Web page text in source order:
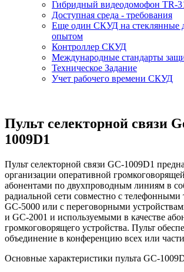
Гибридный видеодомофон TR-
Доступная среда - требования
Еще один СКУД на стеклянные
опытом
Контроллер СКУД
Международные стандарты
Техническое Задание
Учет рабочего времени СКУД
Пульт селекторной связи
1009D1
Пульт селекторной связи GC-1009D1
организации оперативной
абонентами по двухпроводным линиям в
радиальной сети совместно с телефонными
GC-5000 или с переговорными
и GC-2001 и используемыми в качестве
громкоговорящего устройства. Пульт
объединение в конференцию всех или
Основные характеристики пульта GC-